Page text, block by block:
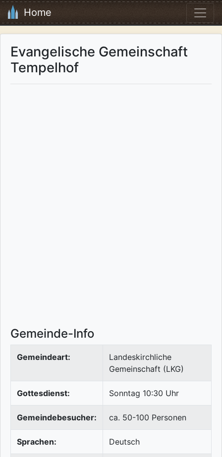
Home
Evangelische Gemeinschaft
Tempelhof
Gemeinde-Info
Gemeindeart:
Landeskirchliche
Gemeinschaft (LKG)
Gottesdienst: Sonntag 10:30 Uhr
Gemeindebesucher: ca. 50-100 Personen
Sprachen: Deutsch